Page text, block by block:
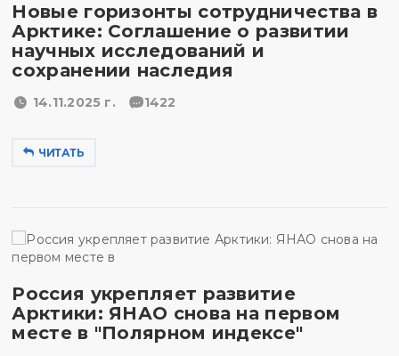
Новые горизонты сотрудничества в
Арктике: Соглашение о развитии
научных исследований и
сохранении наследия
14.11.2025 г. 1422
ЧИТАТЬ
Россия укрепляет развитие
Арктики: ЯНАО снова на первом
месте в "Полярном индексе"